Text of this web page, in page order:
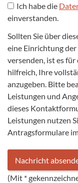
Ich habe die
einverstanden.
Sollten Sie über
eine Einrichtung
versenden, ist es
hilfreich, Ihre
anzugeben. Bitte
Leistungen und
dieses
Leistungen nutzen
Antragsformulare
(Mit *